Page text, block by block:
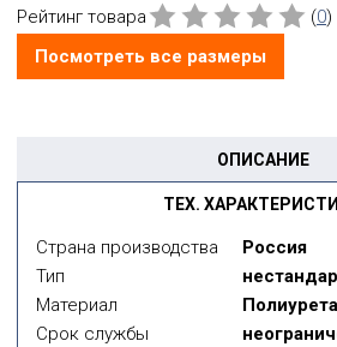
Рейтинг товара (0)
Посмотреть все размеры
ТЕХ.
ОПИСАНИЕ
Страна производства
Россия
Тип
Материал
Срок службы